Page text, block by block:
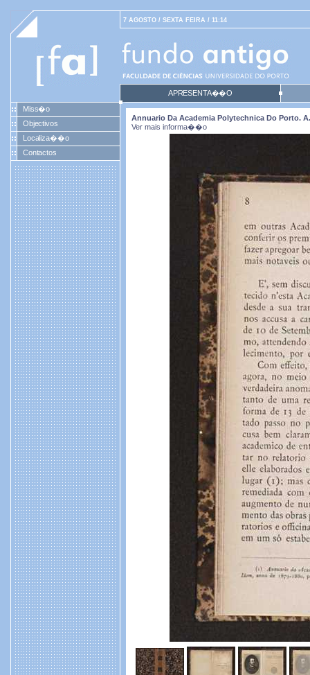
7 AGOSTO / SEXTA FEIRA / 11:14
APRESENTA��O
Miss�o
Objectivos
Localiza��o
Contactos
Annuario Da Academia Polytechnica Do Porto. A.
Ver mais informa��o